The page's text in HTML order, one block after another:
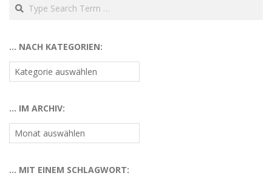
… NACH KATEGORIEN:
…
nach
… IM ARCHIV:
…
im
… MIT EINEM SCHLAGWORT: